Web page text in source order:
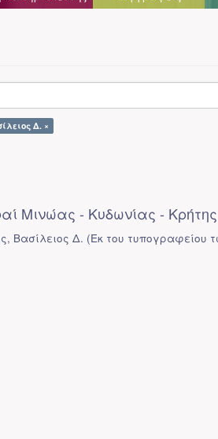
Δ. ×
Μινώας - Κυδωνίας - Κρήτης
Βασίλειος Δ. (Εκ του τυπογραφείου